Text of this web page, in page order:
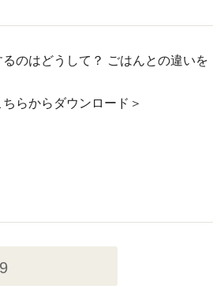
るのはどうして？ ごはんとの違いを
らからダウンロード＞